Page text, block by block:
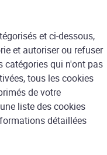
et ci-dessous,
et autoriser ou refuser
catégories qui n'ont pas
tous les cookies
de votre
liste des cookies
détaillées